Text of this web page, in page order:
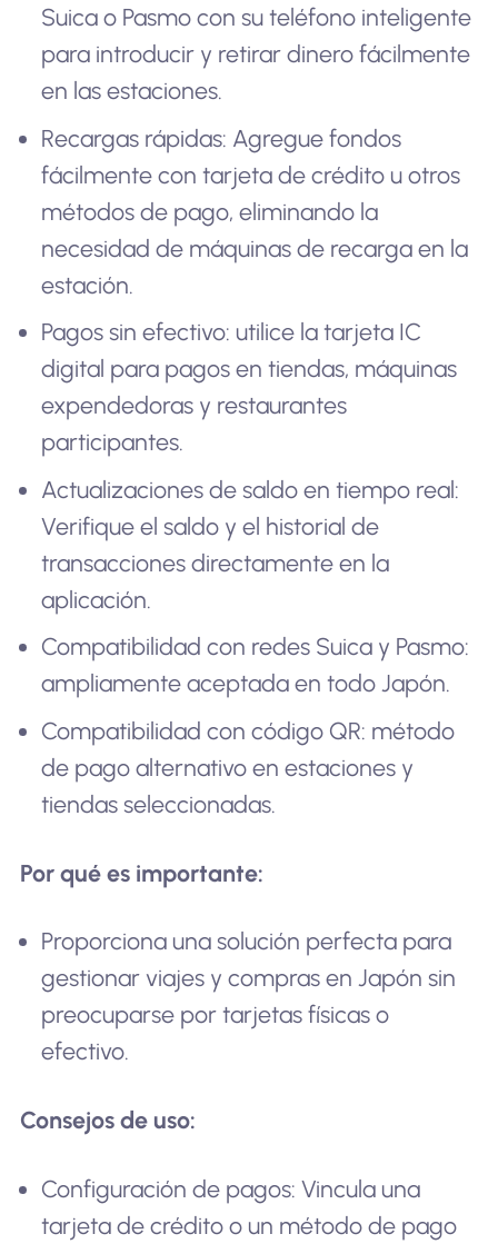
Suica o Pasmo con su teléfono inteligente
para introducir y retirar dinero fácilmente
en las estaciones.
Recargas rápidas: Agregue fondos
fácilmente con tarjeta de crédito u otros
métodos de pago, eliminando la
necesidad de máquinas de recarga en la
estación.
Pagos sin efectivo: utilice la tarjeta IC
digital para pagos en tiendas, máquinas
expendedoras y restaurantes
participantes.
Actualizaciones de saldo en tiempo real:
Verifique el saldo y el historial de
transacciones directamente en la
aplicación.
Compatibilidad con redes Suica y Pasmo:
ampliamente aceptada en todo Japón.
Compatibilidad con código QR: método
de pago alternativo en estaciones y
tiendas seleccionadas.
Por qué es importante:
Proporciona una solución perfecta para
gestionar viajes y compras en Japón sin
preocuparse por tarjetas físicas o
efectivo.
Consejos de uso:
Configuración de pagos: Vincula una
tarjeta de crédito o un método de pago